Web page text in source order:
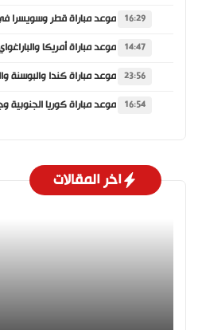
16:29
14:47
23:56
16:54
اخر المقالات